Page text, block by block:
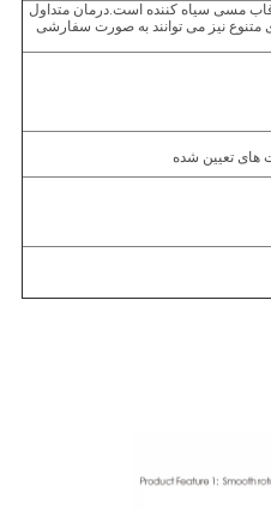
قاب مسی سیاه کننده است.درمان متداول
نیز می توانند به صورت سفارشی
های تعیین شده